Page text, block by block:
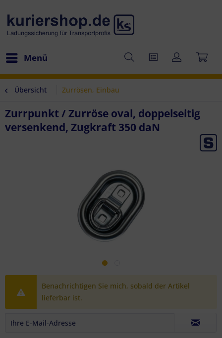
Menü
Übersicht Zurrösen, Einbau
Zurrpunkt / Zurröse oval, doppelseitig
versenkend, Zugkraft 350 daN
Benachrichtigen Sie mich, sobald der Artikel
lieferbar ist.